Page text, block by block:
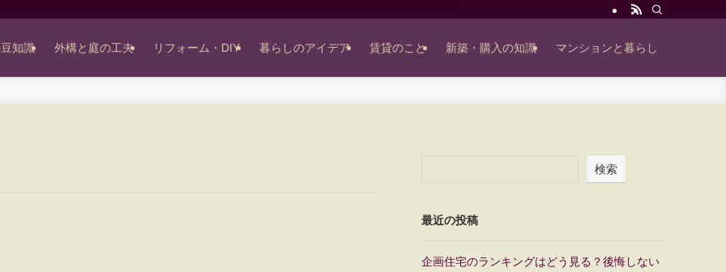
知識 外構と庭の工夫 リフォーム・DIY 暮らしのアイデア 賃貸のこと 新築・購入の知識 マンションと暮らし
検索
最近の投稿
企画住宅のランキングはどう見る？後悔しない